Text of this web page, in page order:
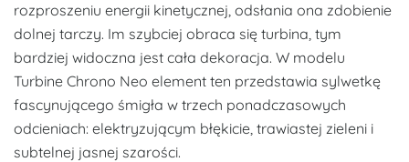
rozproszeniu energii kinetycznej, odsłania ona zdobienie
dolnej tarczy. Im szybciej obraca się turbina, tym
bardziej widoczna jest cała dekoracja. W modelu
Turbine Chrono Neo element ten przedstawia sylwetkę
fascynującego śmigła w trzech ponadczasowych
odcieniach: elektryzującym błękicie, trawiastej zieleni i
subtelnej jasnej szarości.